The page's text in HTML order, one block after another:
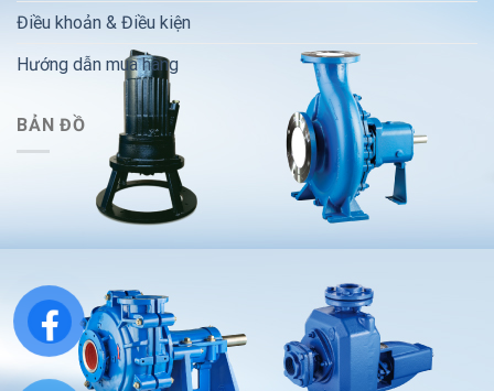
Điều khoản & Điều kiện
Hướng dẫn mua hàng
BẢN ĐỒ